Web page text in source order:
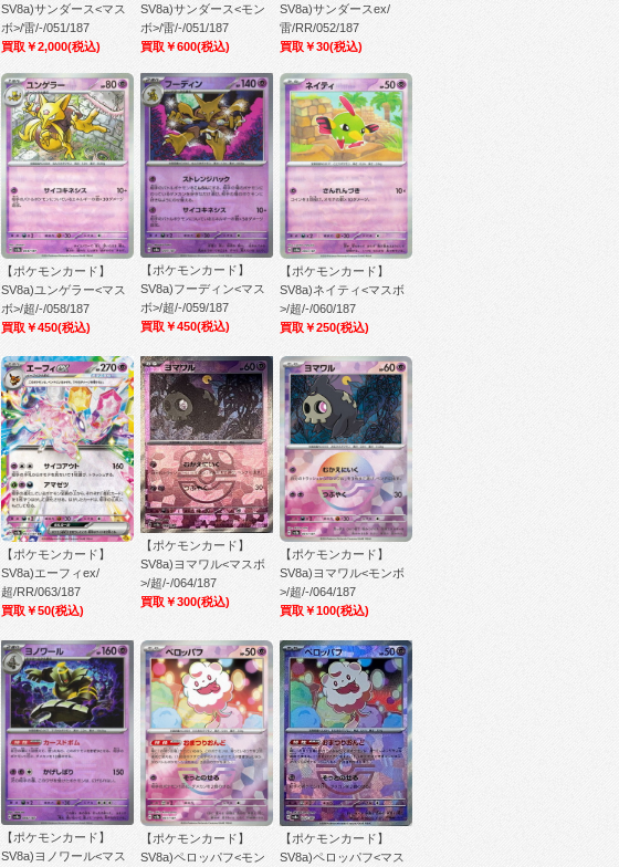
SV8a)サンダース<マス
ボ>/雷/-/051/187
買取￥2,000(税込)
SV8a)サンダース<モン
ボ>/雷/-/051/187
買取￥600(税込)
SV8a)サンダースex/
雷/RR/052/187
買取￥30(税込)
【ポケモンカード】
SV8a)ユンゲラー<マス
ボ>/超/-/058/187
買取￥450(税込)
【ポケモンカード】
SV8a)フーディン<マス
ボ>/超/-/059/187
買取￥450(税込)
【ポケモンカード】
SV8a)ネイティ<マスボ
>/超/-/060/187
買取￥250(税込)
【ポケモンカード】
SV8a)エーフィex/
超/RR/063/187
買取￥50(税込)
【ポケモンカード】
SV8a)ヨマワル<マスボ
>/超/-/064/187
買取￥300(税込)
【ポケモンカード】
SV8a)ヨマワル<モンボ
>/超/-/064/187
買取￥100(税込)
【ポケモンカード】
SV8a)ヨノワール<マス
【ポケモンカード】
SV8a)ペロッパフ<モン
【ポケモンカード】
SV8a)ペロッパフ<マス